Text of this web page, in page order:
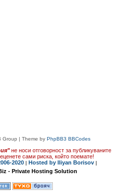
Group | Theme by PhpBB3 BBCodes
не носи отговорност за публикуваните
сами риска, който поемате!
2020 | Hosted by Iliyan Borisov |
- Private Hosting Solution